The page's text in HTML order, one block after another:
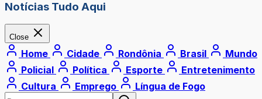
Notícias Tudo Aqui
Close
Home Cidade Rondônia Brasil
Mundo
Policial
Política Esporte
Entretenimento
Cultura
Emprego Língua de Fogo